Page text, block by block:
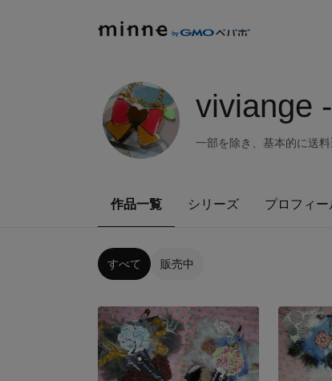
viviange
一部を除き、基本的に送
作品一覧 シリーズ プロフィー
すべて 販売中